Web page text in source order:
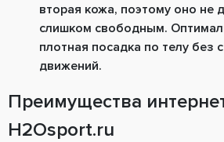
вторая кожа, поэтому оно не
слишком свободным.
плотная посадка по телу без
движений.
Преимущества
H2Osport.ru